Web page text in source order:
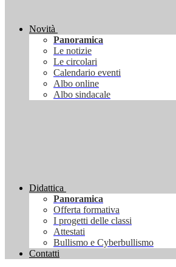
Novità
Panoramica
Le notizie
Le circolari
Calendario eventi
Albo online
Albo sindacale
Didattica
Panoramica
Offerta formativa
I progetti delle classi
Attestati
Bullismo e Cyberbullismo
Contatti